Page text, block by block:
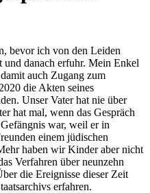
bevor ich von den Leiden
danach erfuhr. Mein Enkel
auch Zugang zum
die Akten seines
Unser Vater hat nie über
hat mal, wenn das Gespräch
war, weil er in
einem jüdischen
haben wir Kinder aber nicht
Verfahren über neunzehn
die Ereignisse dieser Zeit
erfahren.